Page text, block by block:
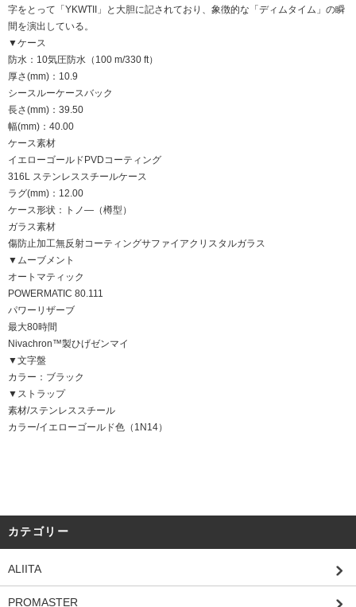
字をとって「YKWTII」と大胆に記されており、象徴的な「ディムタイム」の瞬
間を演出している。
▼ケース
防水：10気圧防水（100 m/330 ft）
厚さ(mm)：10.9
シースルーケースバック
長さ(mm)：39.50
幅(mm)：40.00
ケース素材
イエローゴールドPVDコーティング
316L ステンレススチールケース
ラグ(mm)：12.00
ケース形状：トノ―（樽型）
ガラス素材
傷防止加工無反射コーティングサファイアクリスタルガラス
▼ムーブメント
オートマティック
POWERMATIC 80.111
パワーリザーブ
最大80時間
Nivachron™製ひげゼンマイ
▼文字盤
カラー：ブラック
▼ストラップ
素材/ステンレススチール
カラー/イエローゴールド色（1N14）
カテゴリー
ALIITA
PROMASTER